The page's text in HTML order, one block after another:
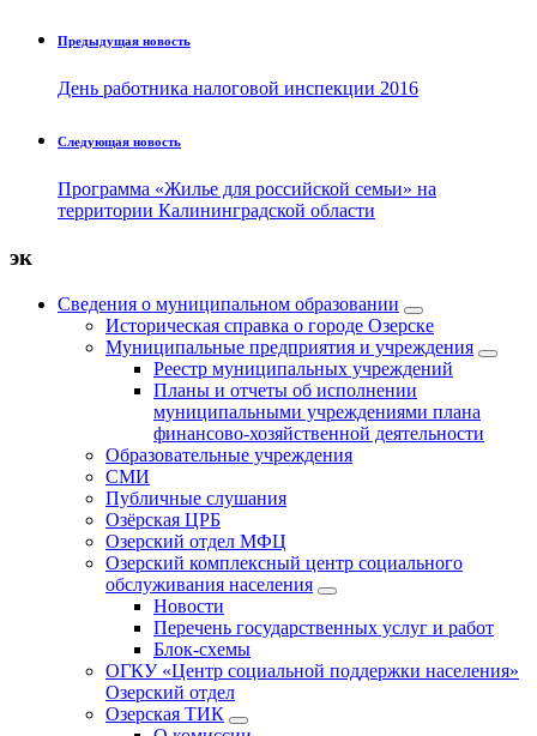
Предыдущая новость
День работника налоговой инспекции 2016
Следующая новость
Программа «Жилье для российской семьи» на
территории Калининградской области
эк
Сведения о муниципальном образовании
Историческая справка о городе Озерске
Муниципальные предприятия и учреждения
Реестр муниципальных учреждений
Планы и отчеты об исполнении
муниципальными учреждениями плана
финансово-хозяйственной деятельности
Образовательные учреждения
СМИ
Публичные слушания
Озёрская ЦРБ
Озерский отдел МФЦ
Озерский комплексный центр социального
обслуживания населения
Новости
Перечень государственных услуг и работ
Блок-схемы
ОГКУ «Центр социальной поддержки населения»
Озерский отдел
Озерская ТИК